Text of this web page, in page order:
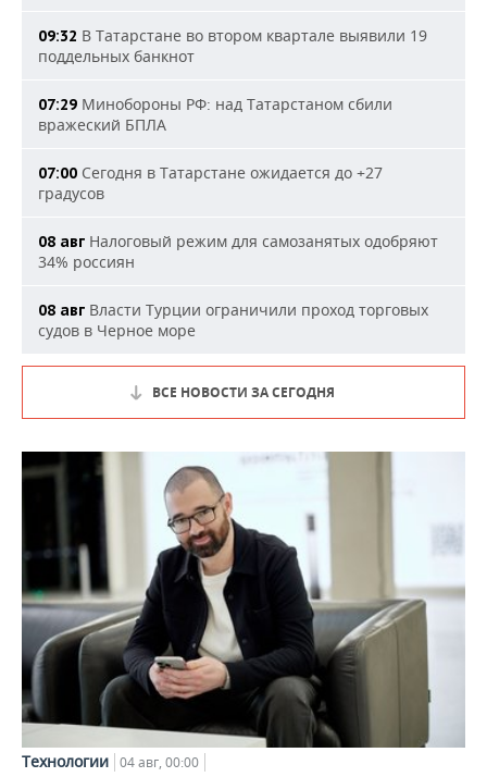
09:32 В Татарстане во втором квартале выявили 19
поддельных банкнот
07:29 Минобороны РФ: над Татарстаном сбили
вражеский БПЛА
07:00 Сегодня в Татарстане ожидается до +27
градусов
08 авг Налоговый режим для самозанятых одобряют
34% россиян
08 авг Власти Турции ограничили проход торговых
судов в Черное море
ВСЕ НОВОСТИ ЗА СЕГОДНЯ
Технологии 04 авг, 00:00